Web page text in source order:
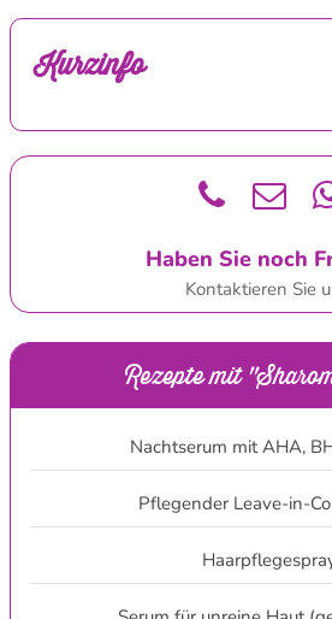
Kurzinfo
Haben Sie noch
Kontaktieren Sie
Rezepte mit
Nachtserum mit AHA,
Pflegender Leave-in-